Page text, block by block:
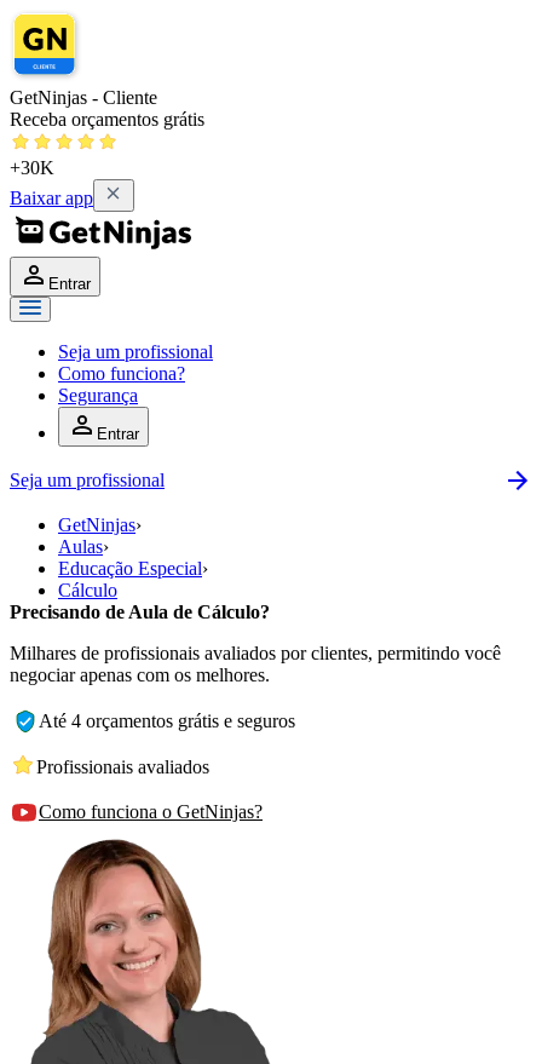
GetNinjas - Cliente
Receba orçamentos grátis
+30K
Baixar app
Entrar
Seja um profissional
Como funciona?
Segurança
Entrar
Seja um profissional
GetNinjas›
Aulas›
Educação Especial›
Cálculo
Precisando de Aula de Cálculo?
Milhares de profissionais avaliados por clientes, permitindo você
negociar apenas com os melhores.
Até 4 orçamentos grátis e seguros
Profissionais avaliados
Como funciona o GetNinjas?